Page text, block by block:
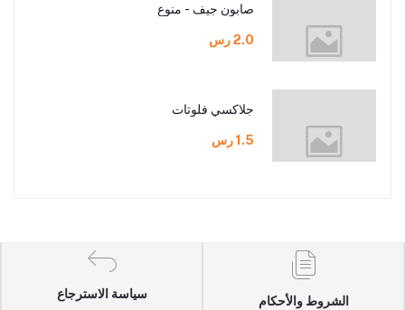
صابون جيف - منوع
2.0 رس
جلاكسي فلوتات
1.5 رس
الشروط والأحكام
سياسة الاسترجاع